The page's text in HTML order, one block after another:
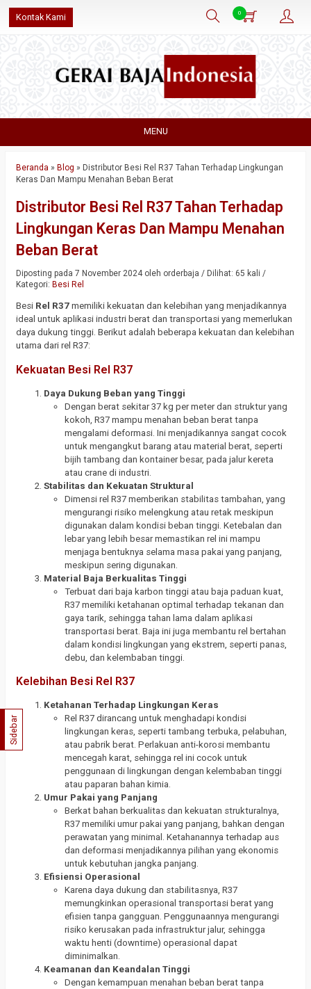
Kontak Kami 0
MENU
Beranda » Blog » Distributor Besi Rel R37 Tahan Terhadap Lingkungan
Keras Dan Mampu Menahan Beban Berat
Distributor Besi Rel R37 Tahan Terhadap
Lingkungan Keras Dan Mampu Menahan
Beban Berat
Diposting pada 7 November 2024 oleh orderbaja / Dilihat: 65 kali /
Kategori: Besi Rel
Besi Rel R37 memiliki kekuatan dan kelebihan yang menjadikannya
ideal untuk aplikasi industri berat dan transportasi yang memerlukan
daya dukung tinggi. Berikut adalah beberapa kekuatan dan kelebihan
utama dari rel R37:
Kekuatan Besi Rel R37
Daya Dukung Beban yang Tinggi
Dengan berat sekitar 37 kg per meter dan struktur yang
kokoh, R37 mampu menahan beban berat tanpa
mengalami deformasi. Ini menjadikannya sangat cocok
untuk mengangkut barang atau material berat, seperti
bijih tambang dan kontainer besar, pada jalur kereta
atau crane di industri.
Stabilitas dan Kekuatan Struktural
Dimensi rel R37 memberikan stabilitas tambahan, yang
mengurangi risiko melengkung atau retak meskipun
digunakan dalam kondisi beban tinggi. Ketebalan dan
lebar yang lebih besar memastikan rel ini mampu
menjaga bentuknya selama masa pakai yang panjang,
meskipun sering digunakan.
Material Baja Berkualitas Tinggi
Terbuat dari baja karbon tinggi atau baja paduan kuat,
R37 memiliki ketahanan optimal terhadap tekanan dan
gaya tarik, sehingga tahan lama dalam aplikasi
transportasi berat. Baja ini juga membantu rel bertahan
dalam kondisi lingkungan yang ekstrem, seperti panas,
debu, dan kelembaban tinggi.
Kelebihan Besi Rel R37
Ketahanan Terhadap Lingkungan Keras
Rel R37 dirancang untuk menghadapi kondisi
lingkungan keras, seperti tambang terbuka, pelabuhan,
atau pabrik berat. Perlakuan anti-korosi membantu
mencegah karat, sehingga rel ini cocok untuk
penggunaan di lingkungan dengan kelembaban tinggi
atau paparan bahan kimia.
Umur Pakai yang Panjang
Berkat bahan berkualitas dan kekuatan strukturalnya,
R37 memiliki umur pakai yang panjang, bahkan dengan
perawatan yang minimal. Ketahanannya terhadap aus
dan deformasi menjadikannya pilihan yang ekonomis
untuk kebutuhan jangka panjang.
Efisiensi Operasional
Karena daya dukung dan stabilitasnya, R37
memungkinkan operasional transportasi berat yang
efisien tanpa gangguan. Penggunaannya mengurangi
risiko kerusakan pada infrastruktur jalur, sehingga
waktu henti (downtime) operasional dapat
diminimalkan.
Keamanan dan Keandalan Tinggi
Dengan kemampuan menahan beban berat tanpa
Sidebar